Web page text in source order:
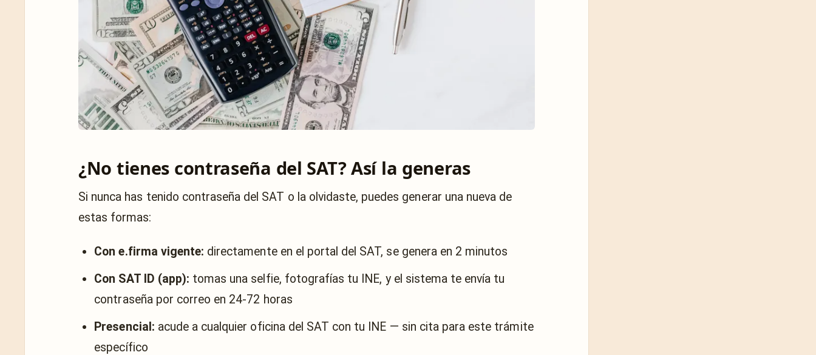
¿No tienes contraseña del SAT? Así la generas
Si nunca has tenido contraseña del SAT o la olvidaste, puedes generar una nueva de
estas formas:
Con e.firma vigente: directamente en el portal del SAT, se genera en 2 minutos
Con SAT ID (app): tomas una selfie, fotografías tu INE, y el sistema te envía tu
contraseña por correo en 24-72 horas
Presencial: acude a cualquier oficina del SAT con tu INE — sin cita para este trámite
específico